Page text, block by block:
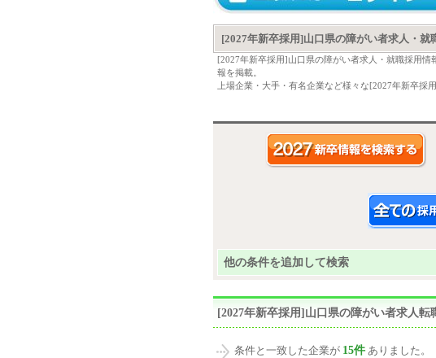
[2027年新卒採用]山口県の障がい者求人・就
[2027年新卒採用]山口県の障がい者求人・就職採用
報を掲載。
上場企業・大手・有名企業など様々な[2027年新卒採
他の条件を追加して検索
[2027年新卒採用]山口県の障がい者求人転
条件と一致した企業が 15件 ありました。